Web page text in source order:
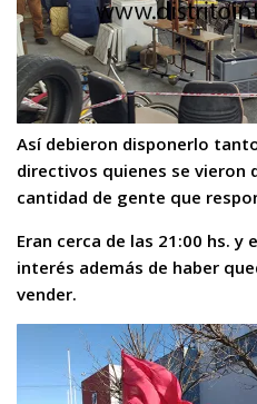
Así debieron disponerlo
directivos quienes se vieron
cantidad de gente que
Eran cerca de las 21:00 hs.
interés además de haber
vender.